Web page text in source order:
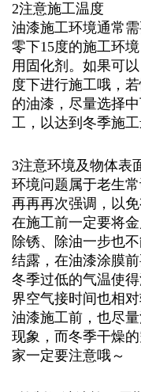
2注意施工温度
油漆施工环境通常
零下15度的施工环
用固化剂。如果可
度下进行施工哦，
的油漆，尽量选择
工，以达到冬季施工
3注意环境及物体表
环境问题属于老生
再再再次强调，以
在施工前一定要将
除锈、除油一步也
结露，在油漆涂膜
冬季过低的气温使
界空气接时间也相
油漆施工前，也尽
现象，而冬季干燥
家一定要注意哦～